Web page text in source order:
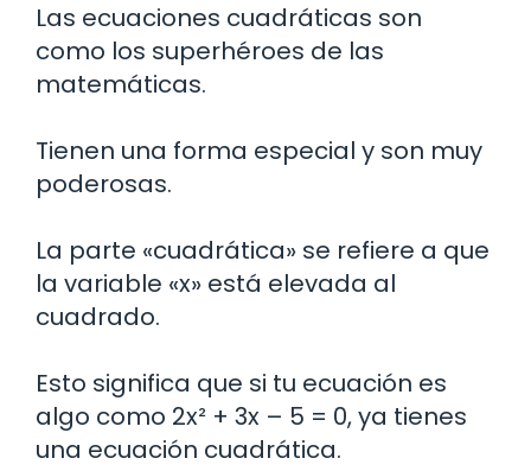
Las ecuaciones cuadráticas son
como los superhéroes de las
matemáticas.
Tienen una forma especial y son muy
poderosas.
La parte «cuadrática» se refiere a que
la variable «x» está elevada al
cuadrado.
Esto significa que si tu ecuación es
algo como 2x² + 3x – 5 = 0, ya tienes
una ecuación cuadrática.